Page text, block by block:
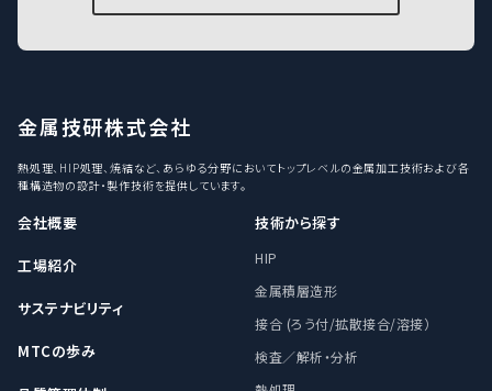
金属技研株式会社
熱処理、HIP処理、焼結など、あらゆる分野においてトップレベルの金属加工技術および各
種構造物の設計・製作技術を提供しています。
会社概要
工場紹介
サステナビリティ
MTCの歩み
技術から探す
HIP
金属積層造形
接合 (ろう付/拡散接合/溶接）
検査／解析・分析